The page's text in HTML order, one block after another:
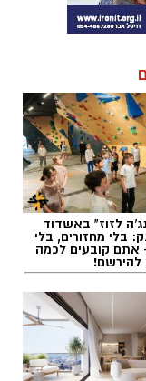
לזוז" באשדוד
בלי מחזורים, בלי
אתם קובעים לכמה
להירשם!